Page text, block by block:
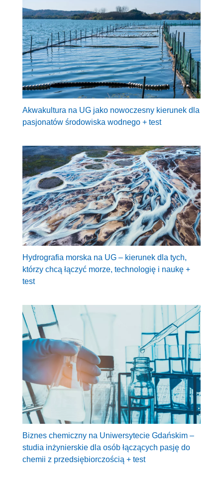
Akwakultura na UG jako nowoczesny kierunek dla
pasjonatów środowiska wodnego + test
Hydrografia morska na UG – kierunek dla tych,
którzy chcą łączyć morze, technologię i naukę +
test
Biznes chemiczny na Uniwersytecie Gdańskim –
studia inżynierskie dla osób łączących pasję do
chemii z przedsiębiorczością + test